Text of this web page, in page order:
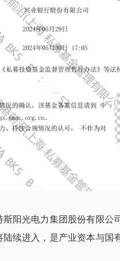
阳光电力集团股份有限公
续进入，是产业资本与国